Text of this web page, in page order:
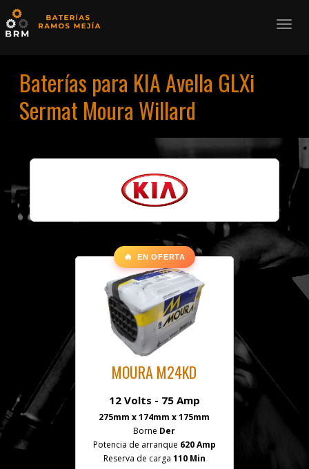
Baterías para KIA Avella GLXi
Sermat Moura Willard
🔥 EN OFERTA
MOURA M24KD
12 Volts - 75 Amp
275mm x 174mm x 175mm
Borne Der
Potencia de arranque 620 Amp
Reserva de carga 110 Min